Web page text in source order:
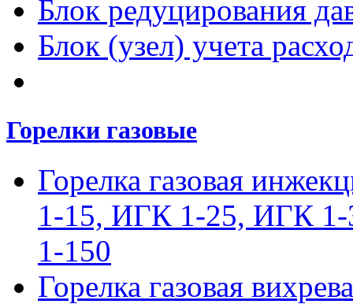
Блок редуцирования
Блок (узел) учета
Горелки газовые
Горелка газовая
1-15, ИГК 1-25, ИГК
1-150
Горелка газовая